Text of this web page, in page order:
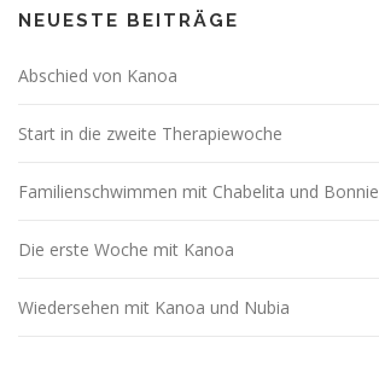
NEUESTE BEITRÄGE
Abschied von Kanoa
Start in die zweite Therapiewoche
Familienschwimmen mit Chabelita und Bonnie
Die erste Woche mit Kanoa
Wiedersehen mit Kanoa und Nubia